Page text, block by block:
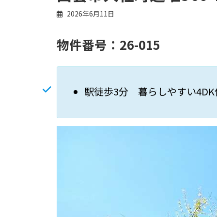
2026年6月11日
物件番号： 26-015
駅徒歩3分 暮らしやすい4DK